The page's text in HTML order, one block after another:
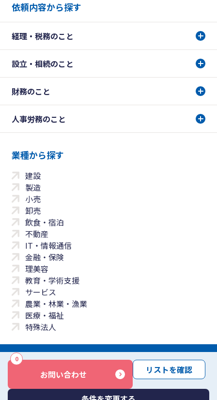
お問い合わせ
0
リストを確認
依頼内容から探す
経理・税務のこと
設立・相続のこと
財務のこと
人事労務のこと
業種から探す
建設
製造
小売
卸売
飲食・宿泊
不動産
IT・情報通信
金融・保険
理美容
教育・学術支援
サービス
農業・林業・漁業
医療・福祉
特殊法人
サイトマップ 免責事項 サービス利用規約
商標について反社会勢力に対する基本方針 お問い合わせ
Copyright © Yayoi Co., Ltd. All rights reserved.